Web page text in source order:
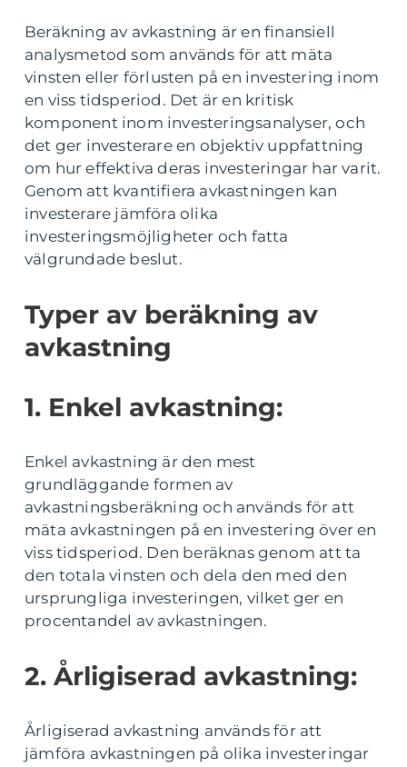
Beräkning av avkastning är en finansiell
analysmetod som används för att mäta
vinsten eller förlusten på en investering inom
en viss tidsperiod. Det är en kritisk
komponent inom investeringsanalyser, och
det ger investerare en objektiv uppfattning
om hur effektiva deras investeringar har varit.
Genom att kvantifiera avkastningen kan
investerare jämföra olika
investeringsmöjligheter och fatta
välgrundade beslut.
Typer av beräkning av
avkastning
1. Enkel avkastning:
Enkel avkastning är den mest
grundläggande formen av
avkastningsberäkning och används för att
mäta avkastningen på en investering över en
viss tidsperiod. Den beräknas genom att ta
den totala vinsten och dela den med den
ursprungliga investeringen, vilket ger en
procentandel av avkastningen.
2. Årligiserad avkastning:
Årligiserad avkastning används för att
jämföra avkastningen på olika investeringar